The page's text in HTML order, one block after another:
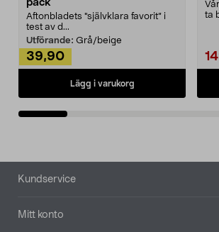
pack
Aftonbladets "självklara favorit” i
test av d...
Utförande: Grå/beige
39,90
Lägg i varukorg
ta
Sidfot
Kundservice
Mitt konto